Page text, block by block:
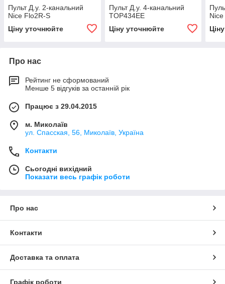
Пульт Д.у. 2-канальний
Nice Flo2R-S
Ціну уточнюйте
Пульт Д.у. 4-канальний
TOP434EE
Ціну уточнюйте
Про нас
Рейтинг не сформований
Менше 5 відгуків за останній рік
Працює з 29.04.2015
м. Миколаїв
ул. Спасская, 56, Миколаїв, Україна
Контакти
Сьогодні вихідний
Показати весь графік роботи
Про нас
Контакти
Доставка та оплата
Графік роботи